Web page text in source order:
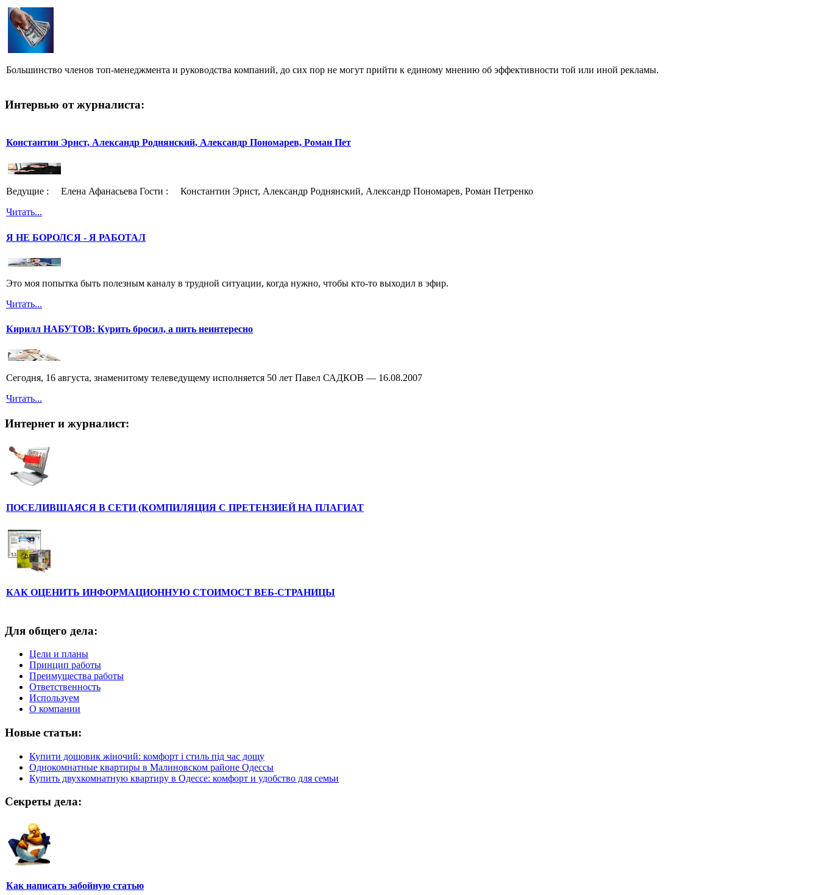
Большинство членов топ-менеджмента и руководства компаний, до сих пор не могут прийти к единому мнению об эффективности той или иной рекламы.
Интервью от журналиста:
Константин Эрнст, Александр Роднянский, Александр Пономарев, Роман Пет
Ведущие : Елена Афанасьева Гости : Константин Эрнст, Александр Роднянский, Александр Пономарев, Роман Петренко
Читать...
Я НЕ БОРОЛСЯ - Я РАБОТАЛ
Это моя попытка быть полезным каналу в трудной ситуации, когда нужно, чтобы кто-то выходил в эфир.
Читать...
Кирилл НАБУТОВ: Курить бросил, а пить неинтересно
Сегодня, 16 августа, знаменитому телеведущему исполняется 50 лет Павел САДКОВ — 16.08.2007
Читать...
Интернет и журналист:
ПОСЕЛИВШАЯСЯ В СЕТИ (КОМПИЛЯЦИЯ С ПРЕТЕНЗИЕЙ НА ПЛАГИАТ
КАК ОЦЕНИТЬ ИНФОРМАЦИОННУЮ СТОИМОСТ ВЕБ-СТРАНИЦЫ
Для общего дела:
Цели и планы
Принцип работы
Преимущества работы
Ответственность
Используем
О компании
Новые статьи:
Купити дощовик жіночий: комфорт і стиль під час дощу
Однокомнатные квартиры в Малиновском районе Одессы
Купить двухкомнатную квартиру в Одессе: комфорт и удобство для семьи
Секреты дела:
Как написать забойную статью